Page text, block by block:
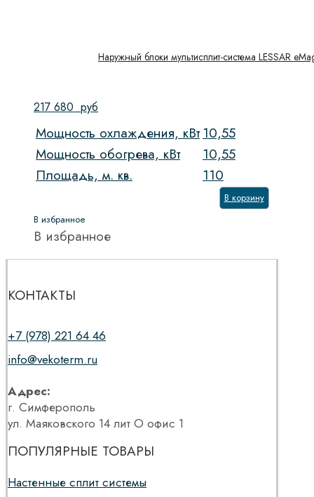
Наружный блоки мультисплит-система LESSAR
217 680 руб
Мощность охлаждения, кВт 10,55
Мощность обогрева, кВт
10,55
Площадь, м. кв.
110
В корзину
В избранное
В избранное
КОНТАКТЫ
+7 (978) 221 64 46
info@vekoterm.ru
Адрес:
г. Симферополь
ул. Маяковского 14 лит О офис 1
ПОПУЛЯРНЫЕ ТОВАРЫ
Настенные сплит системы